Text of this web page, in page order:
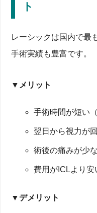
ト
レーシックは国内で最
手術実績も豊富です。
▼メリット
手術時間が短い
翌日から視力が
術後の痛みが少
費用がICLより安
▼デメリット